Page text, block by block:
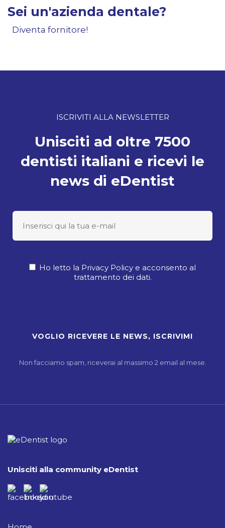
Sei un'azienda dentale?
Diventa fornitore!
ISCRIVITI ALLA NEWSLETTER
Unisciti ad oltre 7500
dentisti italiani e ricevi le
news di eDentist
Ho letto la Privacy Policy e acconsento al
trattamento dei dati.
Non facciamo spam, riceverai al massimo 2 email al mese.
Unisciti alla community eDentist